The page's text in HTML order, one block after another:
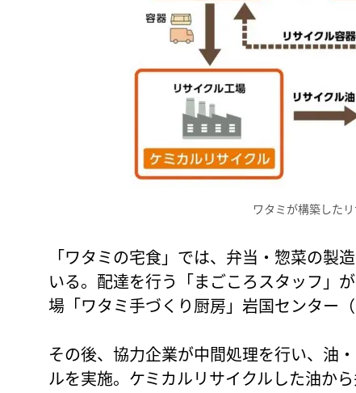
ワタミが構築した
「ワタミの宅食」では、弁当・惣菜の製
いる。配達を行う「まごころスタッフ」
場「ワタミ手づくり厨房」岩国センター
その後、協力企業が中間処理を行い、油
ルを実施。ケミカルリサイクルした油か